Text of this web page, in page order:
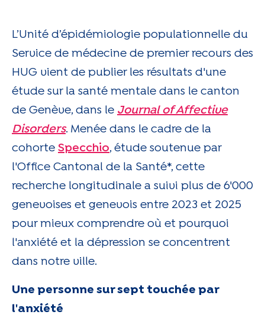
L’Unité d’épidémiologie populationnelle du
Service de médecine de premier recours des
HUG vient de publier les résultats d'une
étude sur la santé mentale dans le canton
de Genève, dans le Journal of Affective
Disorders. Menée dans le cadre de la
cohorte Specchio, étude soutenue par
l'Office Cantonal de la Santé*, cette
recherche longitudinale a suivi plus de 6'000
genevoises et genevois entre 2023 et 2025
pour mieux comprendre où et pourquoi
l'anxiété et la dépression se concentrent
dans notre ville.
Une personne sur sept touchée par
l'anxiété